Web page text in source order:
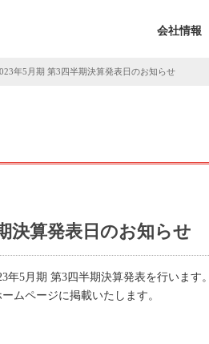
会社情報
年5月期 第3四半期決算発表日のお知らせ
決算発表日のお知らせ
年5月期 第3四半期決算発表を行います。
ムページに掲載いたします。